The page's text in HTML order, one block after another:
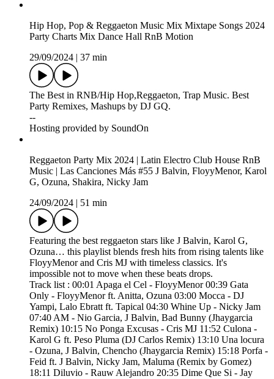
Hip Hop, Pop & Reggaeton Music Mix Mixtape Songs 2024
Party Charts Mix Dance Hall RnB Motion
29/09/2024
37 min
The Best in RNB/Hip Hop,Reggaeton, Trap Music. Best
Party Remixes, Mashups by DJ GQ.
--
Hosting provided by SoundOn
Reggaeton Party Mix 2024 | Latin Electro Club House RnB
Music | Las Canciones Más #55 J Balvin, FloyyMenor, Karol
G, Ozuna, Shakira, Nicky Jam
24/09/2024
51 min
Featuring the best reggaeton stars like J Balvin, Karol G,
Ozuna… this playlist blends fresh hits from rising talents like
FloyyMenor and Cris MJ with timeless classics. It's
impossible not to move when these beats drops.
Track list : 00:01 Apaga el Cel - FloyyMenor 00:39 Gata
Only - FloyyMenor ft. Anitta, Ozuna 03:00 Mocca - DJ
Yampi, Lalo Ebratt ft. Tapical 04:30 Whine Up - Nicky Jam
07:40 AM - Nio Garcia, J Balvin, Bad Bunny (Jhaygarcia
Remix) 10:15 No Ponga Excusas - Cris MJ 11:52 Culona -
Karol G ft. Peso Pluma (DJ Carlos Remix) 13:10 Una locura
- Ozuna, J Balvin, Chencho (Jhaygarcia Remix) 15:18 Porfa -
Feid ft. J Balvin, Nicky Jam, Maluma (Remix by Gomez)
18:11 Diluvio - Rauw Alejandro 20:35 Dime Que Si - Jay